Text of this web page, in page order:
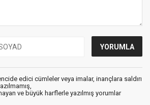
edici cümleler veya imalar, inançlara saldırı
ve büyük harflerle yazılmış yorumlar